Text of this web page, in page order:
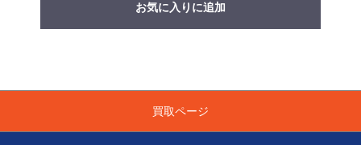
お気に入りに追加
買取ページ